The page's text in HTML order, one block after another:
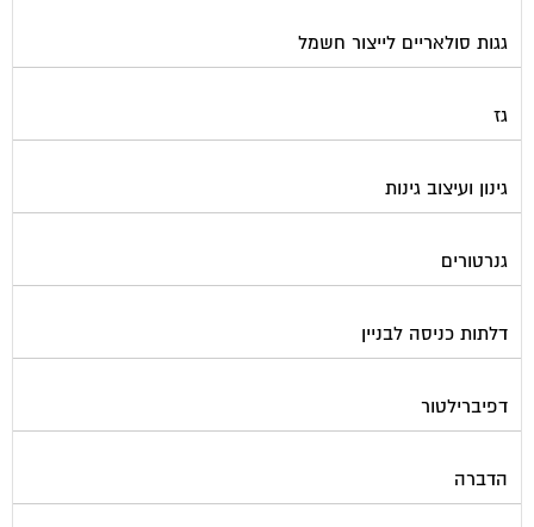
גגות סולאריים לייצור חשמל
גז
גינון ועיצוב גינות
גנרטורים
דלתות כניסה לבניין
דפיברילטור
הדברה